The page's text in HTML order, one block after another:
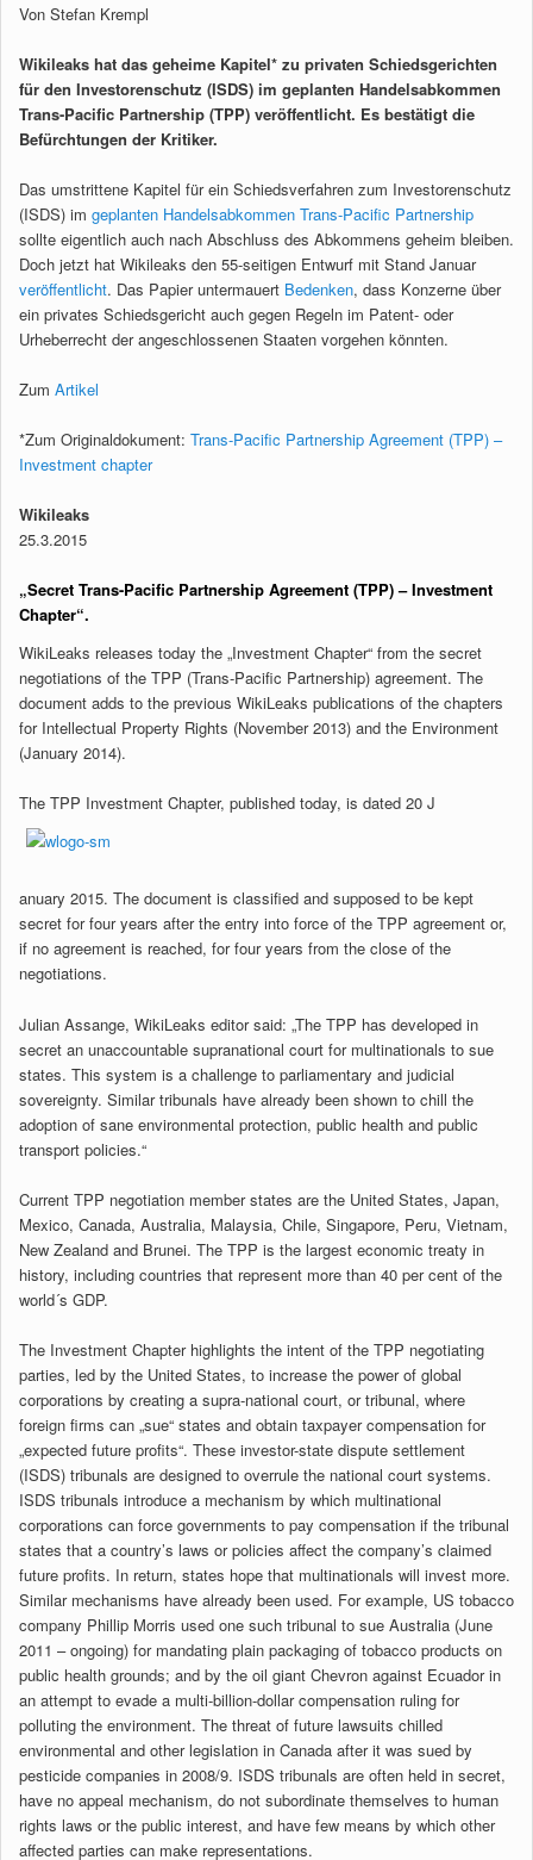
Von Stefan Krempl
Wikileaks hat das geheime Kapitel* zu privaten Schiedsgerichten
für den Investorenschutz (ISDS) im geplanten Handelsabkommen
Trans-Pacific Partnership (TPP) veröffentlicht. Es bestätigt die
Befürchtungen der Kritiker.
Das umstrittene Kapitel für ein Schiedsverfahren zum Investorenschutz
(ISDS) im geplanten Handelsabkommen Trans-Pacific Partnership
sollte eigentlich auch nach Abschluss des Abkommens geheim bleiben.
Doch jetzt hat Wikileaks den 55-seitigen Entwurf mit Stand Januar
veröffentlicht. Das Papier untermauert Bedenken, dass Konzerne über
ein privates Schiedsgericht auch gegen Regeln im Patent- oder
Urheberrecht der angeschlossenen Staaten vorgehen könnten.
Zum Artikel
*Zum Originaldokument: Trans-Pacific Partnership Agreement (TPP) –
Investment chapter
Wikileaks
25.3.2015
„Secret Trans-Pacific Partnership Agreement (TPP) – Investment
Chapter“.
WikiLeaks releases today the „Investment Chapter“ from the secret
negotiations of the TPP (Trans-Pacific Partnership) agreement. The
document adds to the previous WikiLeaks publications of the chapters
for Intellectual Property Rights (November 2013) and the Environment
(January 2014).
The TPP Investment Chapter, published today, is dated 20 J
anuary 2015. The document is classified and supposed to be kept
secret for four years after the entry into force of the TPP agreement or,
if no agreement is reached, for four years from the close of the
negotiations.
Julian Assange, WikiLeaks editor said: „The TPP has developed in
secret an unaccountable supranational court for multinationals to sue
states. This system is a challenge to parliamentary and judicial
sovereignty. Similar tribunals have already been shown to chill the
adoption of sane environmental protection, public health and public
transport policies.“
Current TPP negotiation member states are the United States, Japan,
Mexico, Canada, Australia, Malaysia, Chile, Singapore, Peru, Vietnam,
New Zealand and Brunei. The TPP is the largest economic treaty in
history, including countries that represent more than 40 per cent of the
world´s GDP.
The Investment Chapter highlights the intent of the TPP negotiating
parties, led by the United States, to increase the power of global
corporations by creating a supra-national court, or tribunal, where
foreign firms can „sue“ states and obtain taxpayer compensation for
„expected future profits“. These investor-state dispute settlement
(ISDS) tribunals are designed to overrule the national court systems.
ISDS tribunals introduce a mechanism by which multinational
corporations can force governments to pay compensation if the tribunal
states that a country’s laws or policies affect the company’s claimed
future profits. In return, states hope that multinationals will invest more.
Similar mechanisms have already been used. For example, US tobacco
company Phillip Morris used one such tribunal to sue Australia (June
2011 – ongoing) for mandating plain packaging of tobacco products on
public health grounds; and by the oil giant Chevron against Ecuador in
an attempt to evade a multi-billion-dollar compensation ruling for
polluting the environment. The threat of future lawsuits chilled
environmental and other legislation in Canada after it was sued by
pesticide companies in 2008/9. ISDS tribunals are often held in secret,
have no appeal mechanism, do not subordinate themselves to human
rights laws or the public interest, and have few means by which other
affected parties can make representations.